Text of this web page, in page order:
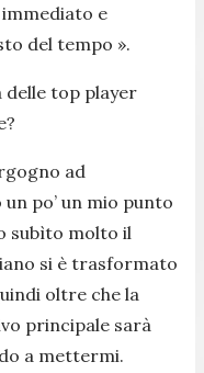
e
del tempo ».
delle top player
ad
po’ un mio punto
subìto molto il
si è trasformato
oltre che la
principale sarà
a mettermi.